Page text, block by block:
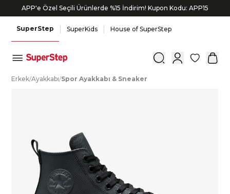
APP'e Özel Seçili Ürünlerde %15 İndirim! Kupon Kodu: APP15
SuperStep SuperKids House of SuperStep
0
Erkek/Ayakkabı/Spor Ayakkabı & Sneaker